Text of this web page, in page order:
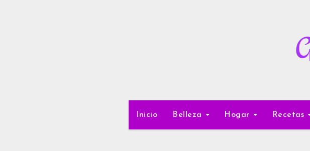
Inicio Belleza Hogar Recetas